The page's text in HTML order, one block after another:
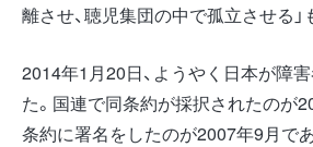
離させ、聴児集団の中で孤立させる」
2014年1月20日、ようやく日本が障
た。国連で同条約が採択されたのが
条約に署名をしたのが2007年9月で